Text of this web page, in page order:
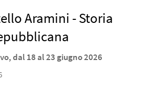
Aramini - Storia
dal 18 al 23 giugno 2026